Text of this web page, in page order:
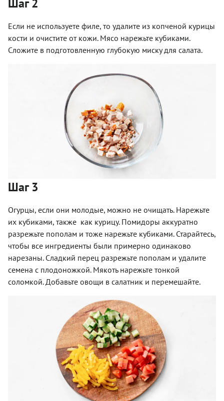
Шаг 2
Если не используете филе, то удалите из копченой курицы
кости и очистите от кожи. Мясо нарежьте кубиками.
Сложите в подготовленную глубокую миску для салата.
Шаг 3
Огурцы, если они молодые, можно не очищать. Нарежьте
их кубиками, также как курицу. Помидоры аккуратно
разрежьте пополам и тоже нарежьте кубиками. Старайтесь,
чтобы все ингредиенты были примерно одинаково
нарезаны. Сладкий перец разрежьте пополам и удалите
семена с плодоножкой. Мякоть нарежьте тонкой
соломкой. Добавьте овощи в салатник и перемешайте.